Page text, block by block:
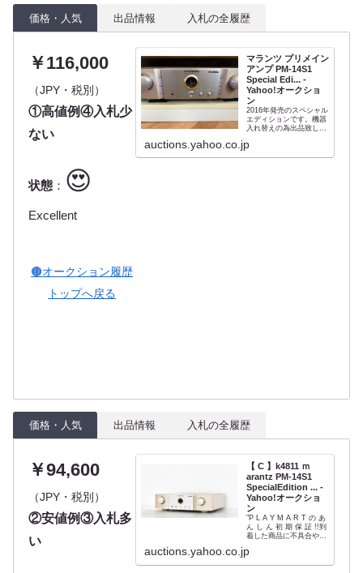
価格・人気 出品情報 入札の全履歴
￥116,000
（JPY・税別）
①高値例④入札少
ない
状態 ： 😍
Excellent
🟤オークション履歴
トップへ戻る
マランツ プリメイン
アンプ PM-14S1
Special Edi... -
Yahoo!オークショ
ン
2016年発売のスペシャル
エディションです。機器
入れ替えの為出品致しま
はないですが中古品です
auctions.yahoo.co.jp
価格・人気 出品情報 入札の全履歴
￥94,600
（JPY・税別）
②安値例③入札多
い
【 C 】k4811 ｍ
arantz PM-14S1
SpecialEdition ... -
Yahoo!オークショ
ン
"P L A Y M A R T の あ
ん し ん 初 期 保 証 !!到
着した商品に不具合や破
は、商品到着後7日以内
auctions.yahoo.co.jp